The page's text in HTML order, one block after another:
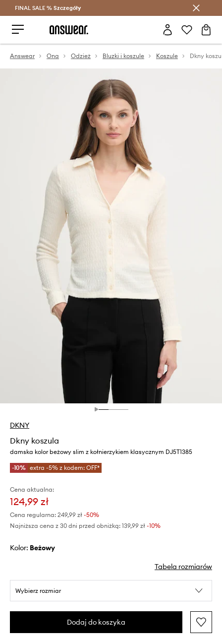
Oszczędzaj z Answear Club >
FINAL SALE % Szczegóły
Answear Ona Odzież Bluzki i koszule Koszule Dkny
DKNY
Dkny koszula
damska kolor beżowy slim z kołnierzykiem klasycznym DJ5T1385
-10% extra -5% z kodem: OFF*
Cena aktualna:
124,99 zł
Cena regularna: 249,99 zł -50%
Najniższa cena z 30 dni przed obniżką: 139,99 zł -10%
Kolor: beżowy
Tabela rozmiarów
Wybierz rozmiar
Dodaj do koszyka